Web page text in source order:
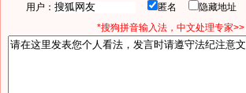
用户： 匿名 隐藏地址
*搜狗拼音输入法，中文处理专家>>